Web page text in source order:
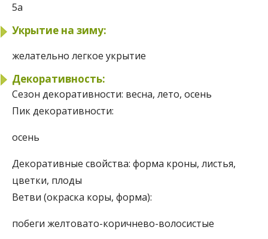
5а
Укрытие на зиму:
желательно легкое укрытие
Декоративность:
Сезон декоративности: весна, лето, осень
Пик декоративности:
осень
Декоративные свойства: форма кроны, листья,
цветки, плоды
Ветви (окраска коры, форма):
побеги желтовато-коричнево-волосистые